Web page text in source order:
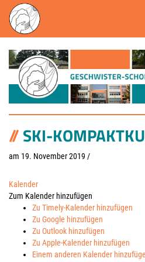
SKI-
am 19. November 2019 /
Kalender
Zum Kalender hinzufügen
Zu Timely-Kalender hinzufügen
Zu Google hinzufügen
Zu Outlook hinzufügen
Zu Apple-Kalender hinzufügen
Einem anderen Kalender